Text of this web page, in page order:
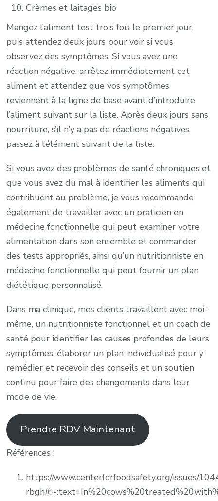
Crèmes et laitages bio
Mangez l’aliment test trois fois le premier jour,
puis attendez deux jours pour voir si vous
observez des symptômes. Si vous avez une
réaction négative, arrêtez immédiatement cet
aliment et attendez que vos symptômes
reviennent à la ligne de base avant d’introduire
l’aliment suivant sur la liste. Après deux jours sans
nourriture, s’il n’y a pas de réactions négatives,
passez à l’élément suivant de la liste.
Si vous avez des problèmes de santé chroniques et
que vous avez du mal à identifier les aliments qui
contribuent au problème, je vous recommande
également de travailler avec un praticien en
médecine fonctionnelle qui peut examiner votre
alimentation dans son ensemble et commander
des tests appropriés, ainsi qu’un nutritionniste en
médecine fonctionnelle qui peut fournir un plan
diététique personnalisé.
Dans ma clinique, mes clients travaillent avec moi-
même, un nutritionniste fonctionnel et un coach de
santé pour identifier les causes profondes de leurs
symptômes, élaborer un plan individualisé pour y
remédier et recevoir des conseils et un soutien
continu pour faire des changements dans leur
mode de vie.
Prendre RDV Maintenant
Références :
https://www.centerforfoodsafety.org/issues/